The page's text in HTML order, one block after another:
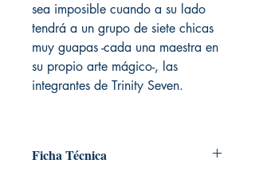
sea imposible cuando a su lado
tendrá a un grupo de siete chicas
muy guapas -cada una maestra en
su propio arte mágico-, las
integrantes de Trinity Seven.
Ficha Técnica